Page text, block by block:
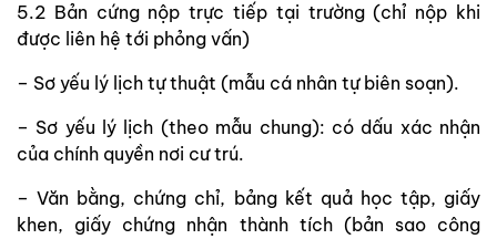
5.2 Bản cứng nộp trực tiếp tại trường (chỉ nộp khi
được liên hệ tới phỏng vấn)
– Sơ yếu lý lịch tự thuật (mẫu cá nhân tự biên soạn).
– Sơ yếu lý lịch (theo mẫu chung): có dấu xác nhận
của chính quyền nơi cư trú.
– Văn bằng, chứng chỉ, bảng kết quả học tập, giấy
khen, giấy chứng nhận thành tích (bản sao công